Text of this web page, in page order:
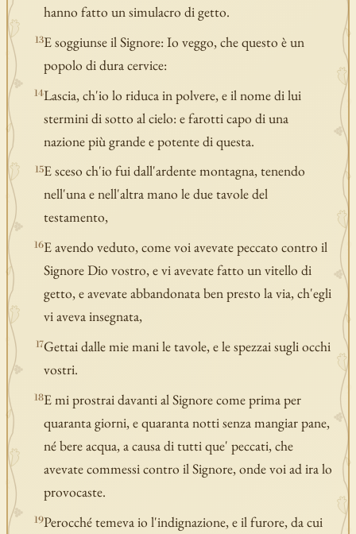
hanno fatto un simulacro di getto.
13E soggiunse il Signore: Io veggo, che questo è un
popolo di dura cervice:
14Lascia, ch'io lo riduca in polvere, e il nome di lui
stermini di sotto al cielo: e farotti capo di una
nazione più grande e potente di questa.
15E sceso ch'io fui dall'ardente montagna, tenendo
nell'una e nell'altra mano le due tavole del
testamento,
16E avendo veduto, come voi avevate peccato contro il
Signore Dio vostro, e vi avevate fatto un vitello di
getto, e avevate abbandonata ben presto la via, ch'egli
vi aveva insegnata,
17Gettai dalle mie mani le tavole, e le spezzai sugli occhi
vostri.
18E mi prostrai davanti al Signore come prima per
quaranta giorni, e quaranta notti senza mangiar pane,
né bere acqua, a causa di tutti que' peccati, che
avevate commessi contro il Signore, onde voi ad ira lo
provocaste.
19Perocché temeva io l'indignazione, e il furore, da cui